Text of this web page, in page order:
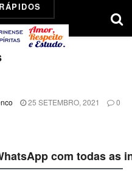
25 SETEMBRO, 2021 0
com todas